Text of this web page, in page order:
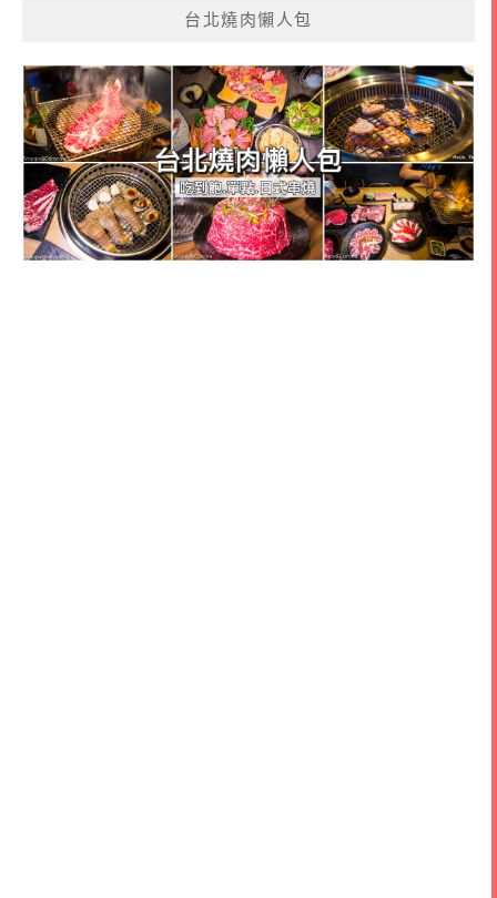
台北燒肉懶人包